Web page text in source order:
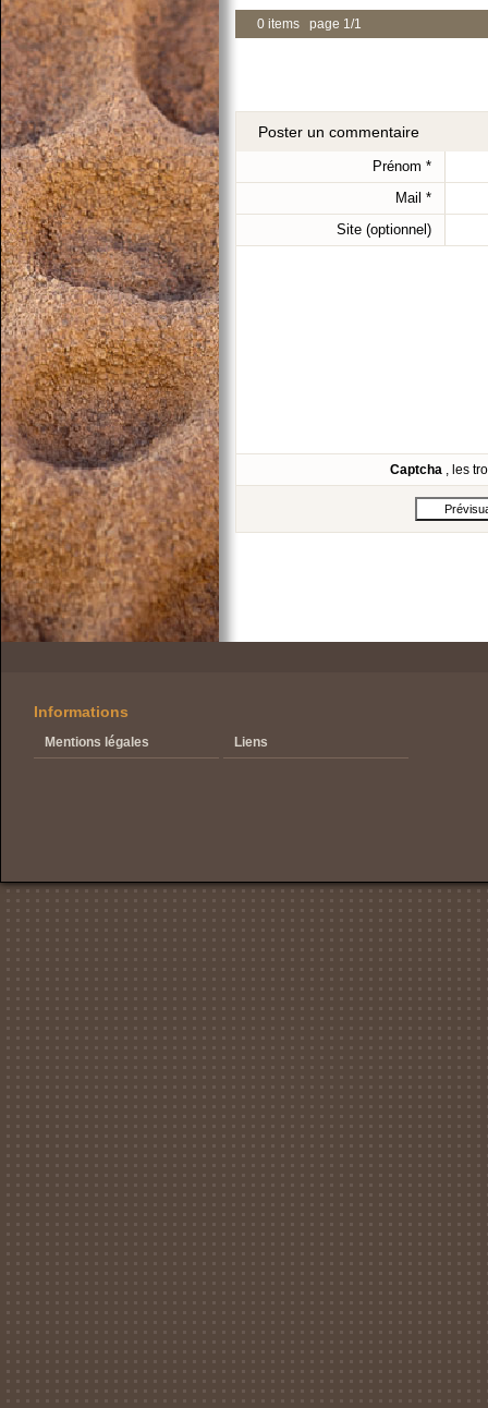
0 items page 1/1
Poster un commentaire
Prénom *
Mail *
Site (optionnel)
Captcha , les
Informations
Mentions légales Liens